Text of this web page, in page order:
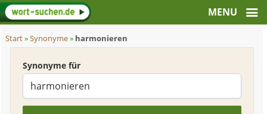
Start»Synonyme» harmonieren
Synonyme für